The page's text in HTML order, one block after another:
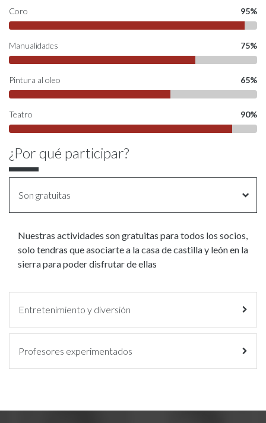
Coro 95%
Manualidades 75%
Pintura al oleo 65%
Teatro 90%
¿Por qué participar?
Son gratuitas
Nuestras actividades son gratuitas para todos los socios,
solo tendras que asociarte a la casa de castilla y león en la
sierra para poder disfrutar de ellas
Entretenimiento y diversión
Profesores experimentados